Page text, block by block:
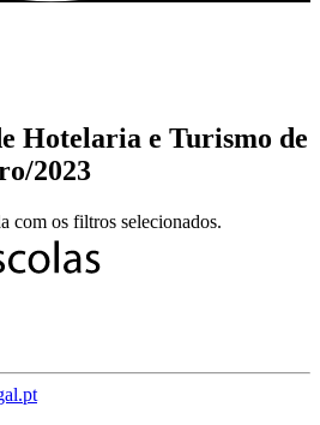
Hotelaria e Turismo de
2023
com os filtros selecionados.